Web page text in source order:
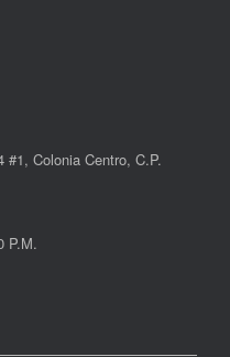
Colonia Centro, C.P.
P.M.